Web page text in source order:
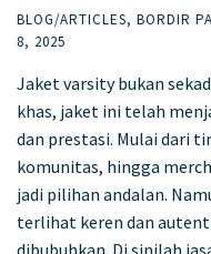
BLOG/ARTICLES, BORDIR
8, 2025
Jaket varsity bukan
khas, jaket ini telah
dan prestasi. Mulai dari
komunitas, hingga
jadi pilihan andalan.
terlihat keren dan
dibubuhkan. Di sinilah